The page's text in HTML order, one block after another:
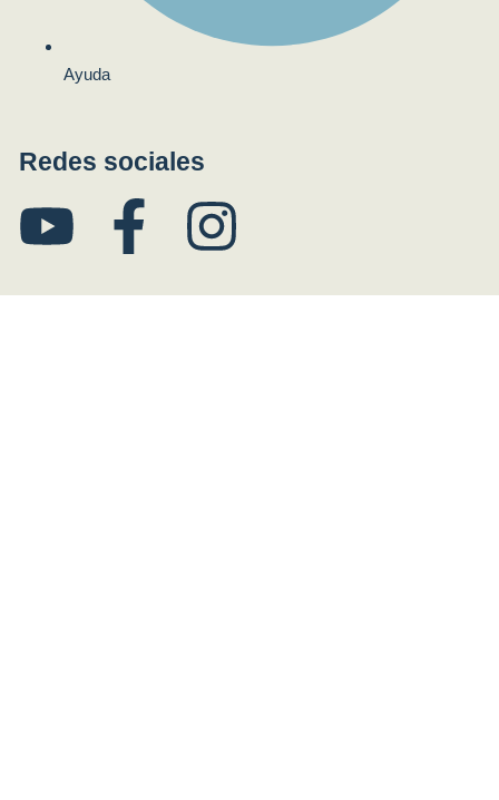
Ayuda
Redes sociales